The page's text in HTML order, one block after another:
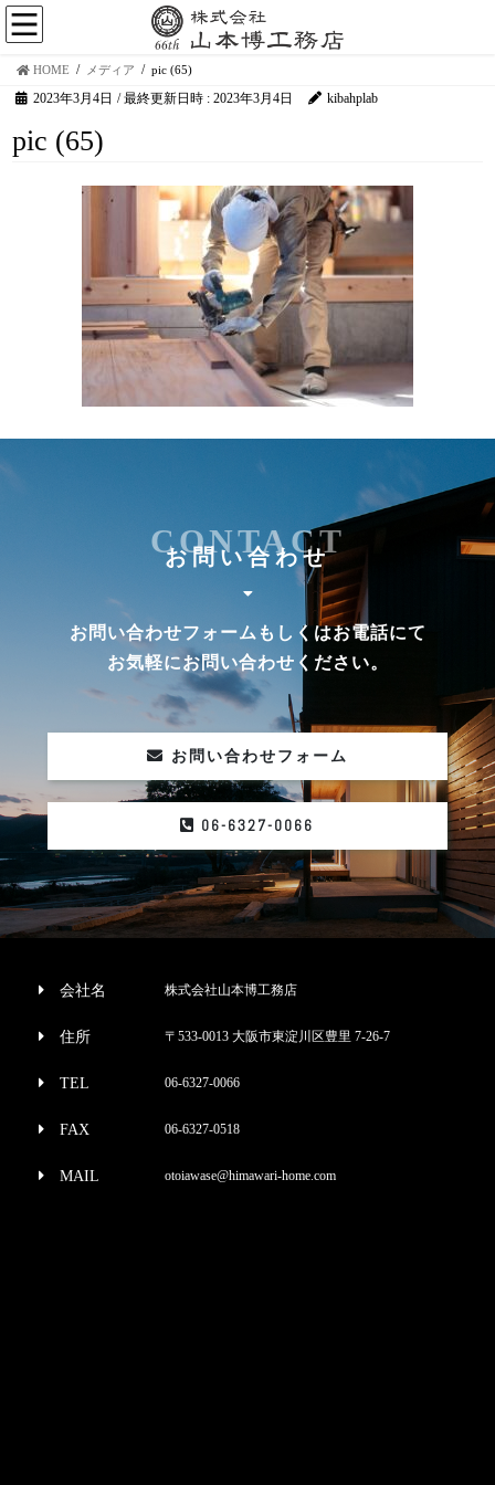
HOME メディア pic (65)
2023年3月4日 / 最終更新日時 :2023年3月4日 kibahplab
pic (65)
お問い合わせ
CONTACT
お問い合わせフォームもしくはお電話にて
お気軽にお問い合わせください。
お問い合わせフォーム
06-6327-0066
会社名 株式会社山本博工務店
住所 〒533-0013 大阪市東淀川区豊里 7-26-7
TEL 06-6327-0066
FAX 06-6327-0518
MAIL otoiawase@himawari-home.com